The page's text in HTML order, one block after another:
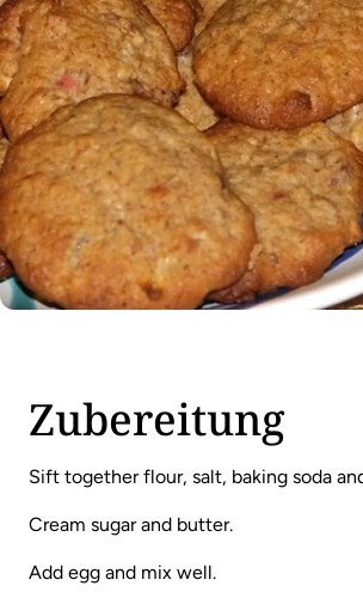
Zubereitung
Sift together flour, salt, baking soda
Cream sugar and butter.
Add egg and mix well.